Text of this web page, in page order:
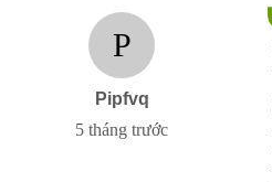
P
Pipfvq
5 tháng trước